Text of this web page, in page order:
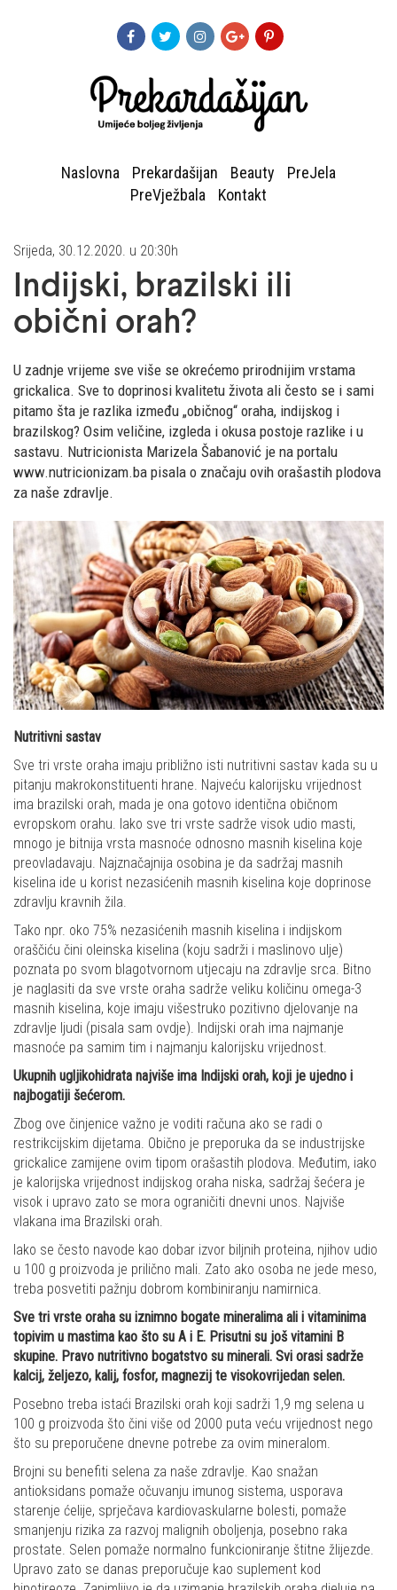
Naslovna Prekardašijan Beauty
PreJela
PreVježbala
Kontakt
Srijeda, 30.12.2020. u 20:30h
Indijski, brazilski ili
obični orah?
U zadnje vrijeme sve više se okrećemo prirodnijim vrstama
grickalica. Sve to doprinosi kvalitetu života ali često se i sami
pitamo šta je razlika između „običnog“ oraha, indijskog i
brazilskog? Osim veličine, izgleda i okusa postoje razlike i u
sastavu. Nutricionista Marizela Šabanović je na portalu
www.nutricionizam.ba pisala o značaju ovih orašastih plodova
za naše zdravlje.
Nutritivni sastav
Sve tri vrste oraha imaju približno isti nutritivni sastav kada su u
pitanju makrokonstituenti hrane. Najveću kalorijsku vrijednost
ima brazilski orah, mada je ona gotovo identična običnom
evropskom orahu. Iako sve tri vrste sadrže visok udio masti,
mnogo je bitnija vrsta masnoće odnosno masnih kiselina koje
preovladavaju. Najznačajnija osobina je da sadržaj masnih
kiselina ide u korist nezasićenih masnih kiselina koje doprinose
zdravlju kravnih žila.
Tako npr. oko 75% nezasićenih masnih kiselina i indijskom
oraščiću čini oleinska kiselina (koju sadrži i maslinovo ulje)
poznata po svom blagotvornom utjecaju na zdravlje srca. Bitno
je naglasiti da sve vrste oraha sadrže veliku količinu omega-3
masnih kiselina, koje imaju višestruko pozitivno djelovanje na
zdravlje ljudi (pisala sam ovdje). Indijski orah ima najmanje
masnoće pa samim tim i najmanju kalorijsku vrijednost.
Ukupnih ugljikohidrata najviše ima Indijski orah, koji je ujedno i
najbogatiji šećerom.
Zbog ove činjenice važno je voditi računa ako se radi o
restrikcijskim dijetama. Obično je preporuka da se industrijske
grickalice zamijene ovim tipom orašastih plodova. Međutim, iako
je kalorijska vrijednost indijskog oraha niska, sadržaj šećera je
visok i upravo zato se mora ograničiti dnevni unos. Najviše
vlakana ima Brazilski orah.
Iako se često navode kao dobar izvor biljnih proteina, njihov udio
u 100 g proizvoda je prilično mali. Zato ako osoba ne jede meso,
treba posvetiti pažnju dobrom kombiniranju namirnica.
Sve tri vrste oraha su iznimno bogate mineralima ali i vitaminima
topivim u mastima kao što su A i E. Prisutni su još vitamini B
skupine. Pravo nutritivno bogatstvo su minerali. Svi orasi sadrže
kalcij, željezo, kalij, fosfor, magnezij te visokovrijedan selen.
Posebno treba istaći Brazilski orah koji sadrži 1,9 mg selena u
100 g proizvoda što čini više od 2000 puta veću vrijednost nego
što su preporučene dnevne potrebe za ovim mineralom.
Brojni su benefiti selena za naše zdravlje. Kao snažan
antioksidans pomaže očuvanju imunog sistema, usporava
starenje ćelije, sprječava kardiovaskularne bolesti, pomaže
smanjenju rizika za razvoj malignih oboljenja, posebno raka
prostate. Selen pomaže normalno funkcioniranje štitne žlijezde.
Upravo zato se danas preporučuje kao suplement kod